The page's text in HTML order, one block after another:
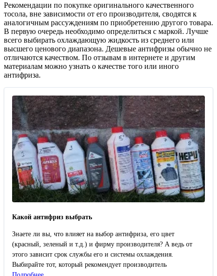
Рекомендации по покупке оригинального качественного
тосола, вне зависимости от его производителя, сводятся к
аналогичным рассуждениям по приобретению другого товара.
В первую очередь необходимо определиться с маркой. Лучше
всего выбирать охлаждающую жидкость из среднего или
высшего ценового диапазона. Дешевые антифризы обычно не
отличаются качеством. По отзывам в интернете и другим
материалам можно узнать о качестве того или иного
антифриза.
Какой антифриз выбрать
Знаете ли вы, что влияет на выбор антифриза, его цвет
(красный, зеленый и т.д.) и фирму производителя? А ведь от
этого зависит срок службы его и системы охлаждения.
Выбирайте тот, который рекомендует производитель